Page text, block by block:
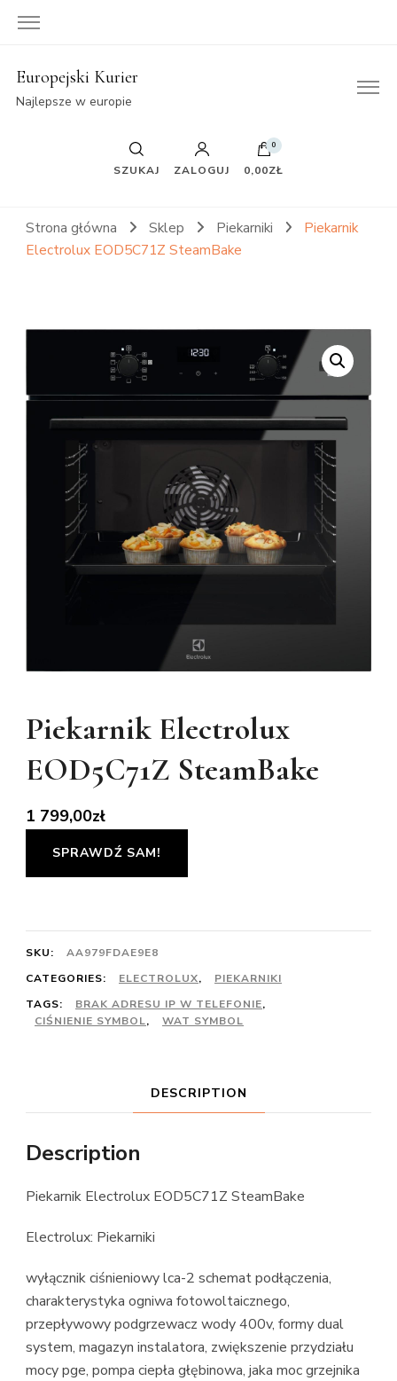
Europejski Kurier
Najlepsze w europie
SZUKAJ ZALOGUJ
0
0,00ZŁ
Strona główna Sklep Piekarniki
Piekarnik
Electrolux EOD5C71Z SteamBake
Piekarnik Electrolux
EOD5C71Z SteamBake
1 799,00zł
SPRAWDŹ SAM!
SKU:
AA979FDAE9E8
CATEGORIES:
ELECTROLUX,
PIEKARNIKI
TAGS:
BRAK ADRESU IP W TELEFONIE,
CIŚNIENIE SYMBOL, WAT SYMBOL
DESCRIPTION
Description
Piekarnik Electrolux EOD5C71Z SteamBake
Electrolux: Piekarniki
wyłącznik ciśnieniowy lca-2 schemat podłączenia,
charakterystyka ogniwa fotowoltaicznego,
przepływowy podgrzewacz wody 400v, formy dual
system, magazyn instalatora, zwiększenie przydziału
mocy pge, pompa ciepła głębinowa, jaka moc grzejnika